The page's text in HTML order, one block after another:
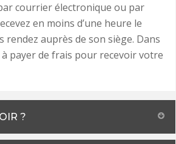
courrier électronique ou par
en moins d’une heure le
rendez auprès de son siège. Dans
à payer de frais pour recevoir votre
?